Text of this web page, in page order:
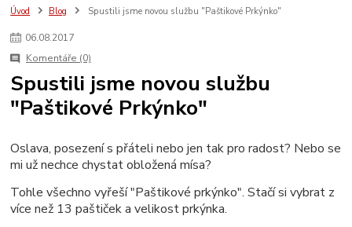
Úvod Blog Spustili jsme novou službu "Paštikové Prkýnko"
06.08.2017
Komentáře (0)
Spustili jsme novou službu
"Paštikové Prkýnko"
Oslava, posezení s přáteli nebo jen tak pro radost? Nebo se
mi už nechce chystat obložená mísa?
Tohle všechno vyřeší "Paštikové prkýnko". Stačí si vybrat z
více než 13 paštiček a velikost prkýnka.